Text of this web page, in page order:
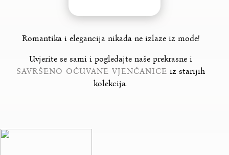
Romantika i elegancija nikada ne izlaze iz mode!
Uvjerite se sami i pogledajte naše prekrasne i
SAVRŠENO OČUVANE VJENČANICE iz starijih
kolekcija.